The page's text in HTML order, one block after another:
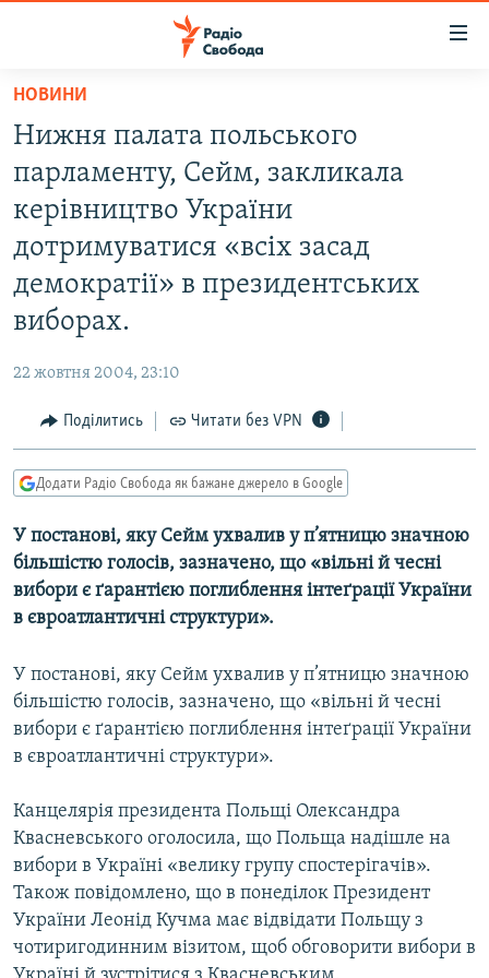
Перейти
основного
матеріалу
Перейти
до
основної
навігації
Перейти
до
СТАТТІ
СУСПІЛЬСТВО
УКРАЇНА
СВІТ
РОСІЙСЬКА «ФІЛЬТРАЦІЯ»
ДОНБАС.РЕАЛІЇ
СХЕМИ
КИТАЙ.ВИКЛИКИ
ФОТО
СПЕЦПРОЄКТИ
ПОДКАСТИ
КРИМ РЕАЛІЇ
РУС
УКР
ДОЛУЧАЙСЯ!
НОВИНИ
Нижня палата польського
парламенту, Сейм, закликала
керівництво України
дотримуватися «всіх засад
демократії» в президентських
виборах.
22 жовтня 2004, 23:10
Поділитись Читати без VPN
Додати Радіо Свобода як бажане джерело в Google
У постанові, яку Сейм ухвалив у п’ятницю значною
більшістю голосів, зазначено, що «вільні й чесні
вибори є ґарантією поглиблення інтеґрації України
в євроатлантичні структури».
У постанові, яку Сейм ухвалив у п’ятницю значною
більшістю голосів, зазначено, що «вільні й чесні
вибори є ґарантією поглиблення інтеґрації України
в євроатлантичні структури».
Канцелярія президента Польщі Олександра
Квасневського оголосила, що Польща надішле на
вибори в Україні «велику групу спостерігачів».
Також повідомлено, що в понеділок Президент
України Леонід Кучма має відвідати Польщу з
чотиригодинним візитом, щоб обговорити вибори в